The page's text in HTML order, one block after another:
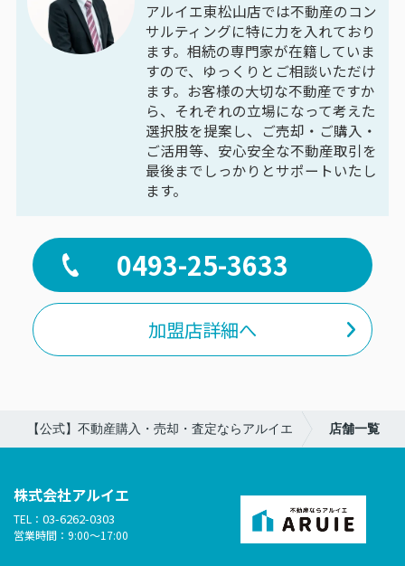
アルイエ東松山店では不動産のコン
サルティングに特に力を入れており
ます。相続の専門家が在籍していま
すので、ゆっくりとご相談いただけ
ます。お客様の大切な不動産ですか
ら、それぞれの立場になって考えた
選択肢を提案し、ご売却・ご購入・
ご活用等、安心安全な不動産取引を
最後までしっかりとサポートいたし
ます。
0493-25-3633
加盟店詳細へ
【公式】不動産購入・売却・査定ならアルイエ 店舗一覧
株式会社アルイエ
TEL： 03-6262-0303
営業時間：9:00～17:00